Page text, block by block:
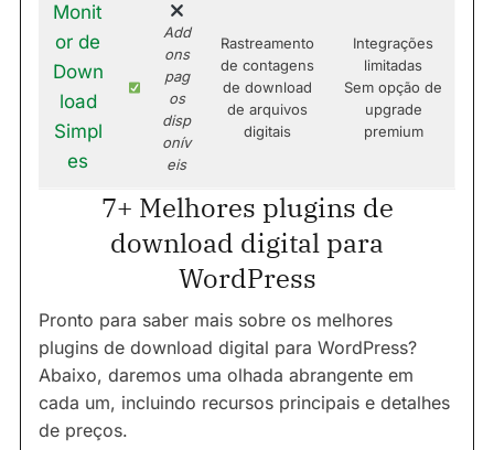
Monit
or de
Down
load
Simpl
es
Add
ons
pag
os
disp
onív
eis
Rastreamento
de contagens
de download
de arquivos
digitais
Integrações
limitadas
Sem opção de
upgrade
premium
7+ Melhores plugins de
download digital para
WordPress
Pronto para saber mais sobre os melhores
plugins de download digital para WordPress?
Abaixo, daremos uma olhada abrangente em
cada um, incluindo recursos principais e detalhes
de preços.